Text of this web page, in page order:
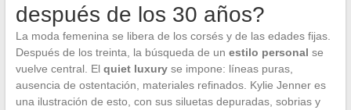
después de los 30 años?
La moda femenina se libera de los corsés y de las edades fijas.
Después de los treinta, la búsqueda de un estilo personal se
vuelve central. El quiet luxuryse impone: líneas puras,
ausencia de ostentación, materiales refinados. Kylie Jenner es
una ilustración de esto, con sus siluetas depuradas, sobrias y